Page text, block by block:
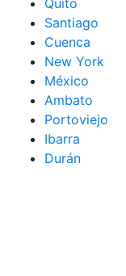
Quito
Santiago
Cuenca
New York
México
Ambato
Portoviejo
Ibarra
Durán